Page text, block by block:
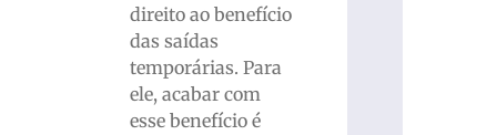
direito ao benefício
das saídas
temporárias. Para
ele, acabar com
esse benefício é